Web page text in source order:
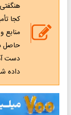
کجا
منابع
حاصل
دست
داده